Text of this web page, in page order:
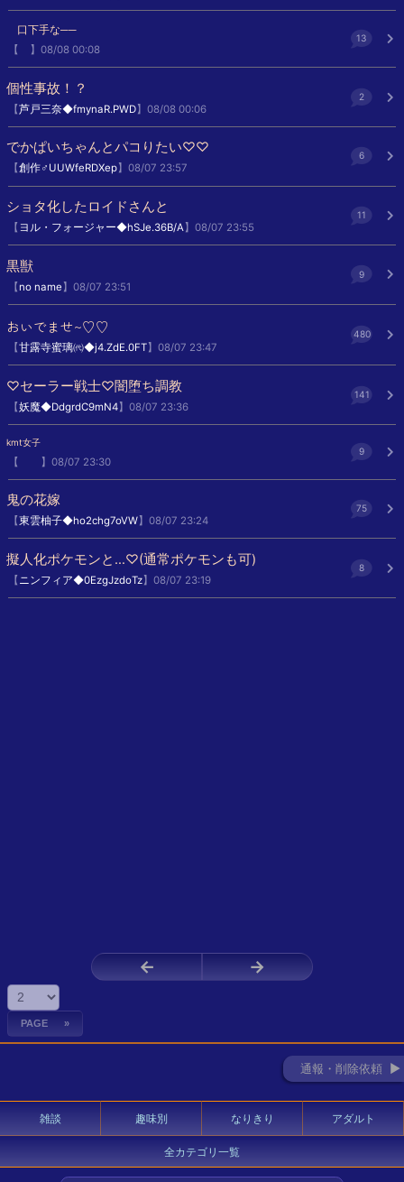
口下手な──
【 】08/08 00:08
13
個性事故！？
【芦戸三奈◆fmynaR.PWD】08/08 00:06
2
でかぱいちゃんとパコりたい♡♡
【創作♂UUWfeRDXep】08/07 23:57
6
ショタ化したロイドさんと
【 ヨル・フォージャー◆hSJe.36B/A】08/07 23:55
11
黒獣
【no name】08/07 23:51
9
おいでませ~♡♡
【甘露寺蜜璃㈹◆j4.ZdE.0FT】08/07 23:47
480
♡セーラー戦士♡闇堕ち調教
【妖魔◆DdgrdC9mN4】08/07 23:36
141
kmt女子
【 】08/07 23:30
9
鬼の花嫁
【東雲柚子◆ho2chg7oVW】08/07 23:24
75
擬人化ポケモンと…♡(通常ポケモンも可)
【 ニンフィア◆0EzgJzdoTz】08/07 23:19
8
← →
通報・削除依頼 ►
雑談 趣味別 なりきり アダルト
全カテゴリ一覧